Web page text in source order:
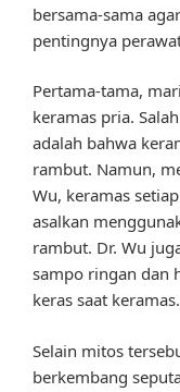
bersama-sama
pentingnya
Pertama-tama,
keramas pria.
adalah bahwa
rambut. Namun,
Wu, keramas
asalkan
rambut. Dr. Wu
sampo ringan dan
keras saat keramas.
Selain mitos
berkembang